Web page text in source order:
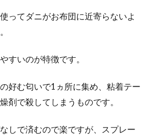
ってダニがお布団に近寄らないよ
すいのが特徴です。
好む匂いで1ヵ所に集め、粘着テー
剤で殺してしまうものです。
しで済むので楽ですが、スプレー